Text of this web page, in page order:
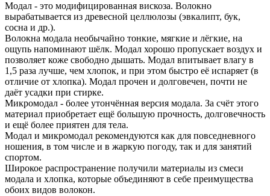
Модал - это модифицированная вискоза. Волокно
вырабатывается из древесной целлюлозы (эвкалипт, бук,
сосна и др.).
Волокна модала необычайно тонкие, мягкие и лёгкие, на
ощупь напоминают шёлк. Модал хорошо пропускает воздух и
позволяет коже свободно дышать. Модал впитывает влагу в
1,5 раза лучше, чем хлопок, и при этом быстро её испаряет (в
отличие от хлопка). Модал прочен и долговечен, почти не
даёт усадки при стирке.
Микромодал - более утончённая версия модала. За счёт этого
материал приобретает ещё большую прочность, долговечность
и ещё более приятен для тела.
Модал и микромодал рекомендуются как для повседневного
ношения, в том числе и в жаркую погоду, так и для занятий
спортом.
Широкое распространение получили материалы из смеси
модала и хлопка, которые объединяют в себе преимущества
обоих видов волокон.